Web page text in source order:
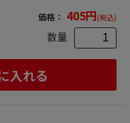
価格： 405円(税込)
数量
入れる